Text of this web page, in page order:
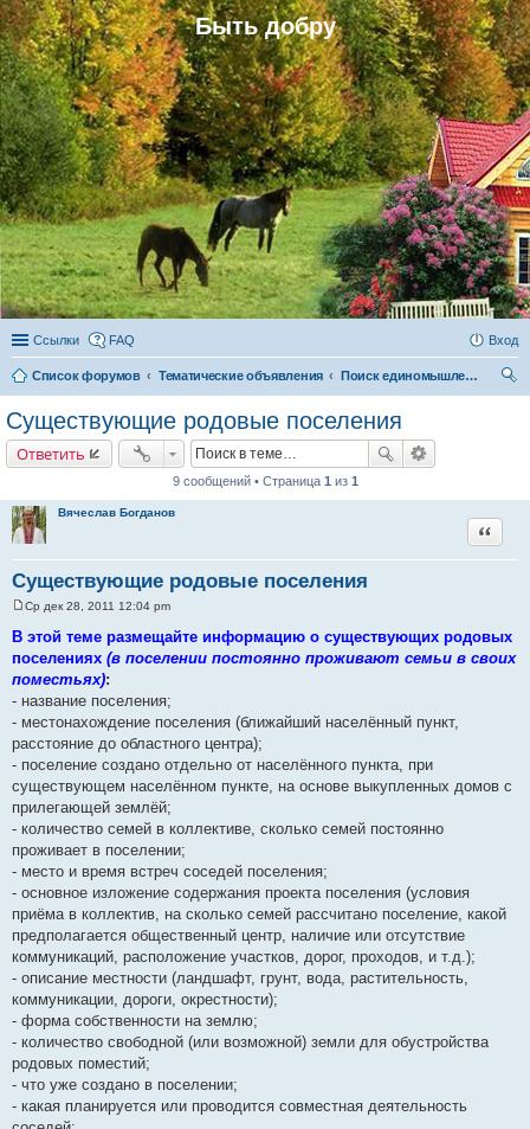
Быть добру
Ссылки FAQ Вход
Список форумов Тематические объявления
Поиск единомышленников
Существующие родовые поселения
Ответить
9 сообщений • Страница 1 из 1
Вячеслав Богданов
Существующие родовые поселения
Цитата
о
б
е
н
е
Ср дек 28, 2011 12:04 pm
В этой теме размещайте информацию о существующих родовых
поселениях (в поселении постоянно проживают семьи в своих
поместьях):
- название поселения;
- местонахождение поселения (ближайший населённый пункт,
расстояние до областного центра);
- поселение создано отдельно от населённого пункта, при
существующем населённом пункте, на основе выкупленных домов с
прилегающей землёй;
- количество семей в коллективе, сколько семей постоянно
проживает в поселении;
- место и время встреч соседей поселения;
- основное изложение содержания проекта поселения (условия
приёма в коллектив, на сколько семей рассчитано поселение, какой
предполагается общественный центр, наличие или отсутствие
коммуникаций, расположение участков, дорог, проходов, и т.д.);
- описание местности (ландшафт, грунт, вода, растительность,
коммуникации, дороги, окрестности);
- форма собственности на землю;
- количество свободной (или возможной) земли для обустройства
родовых поместий;
- что уже создано в поселении;
- какая планируется или проводится совместная деятельность